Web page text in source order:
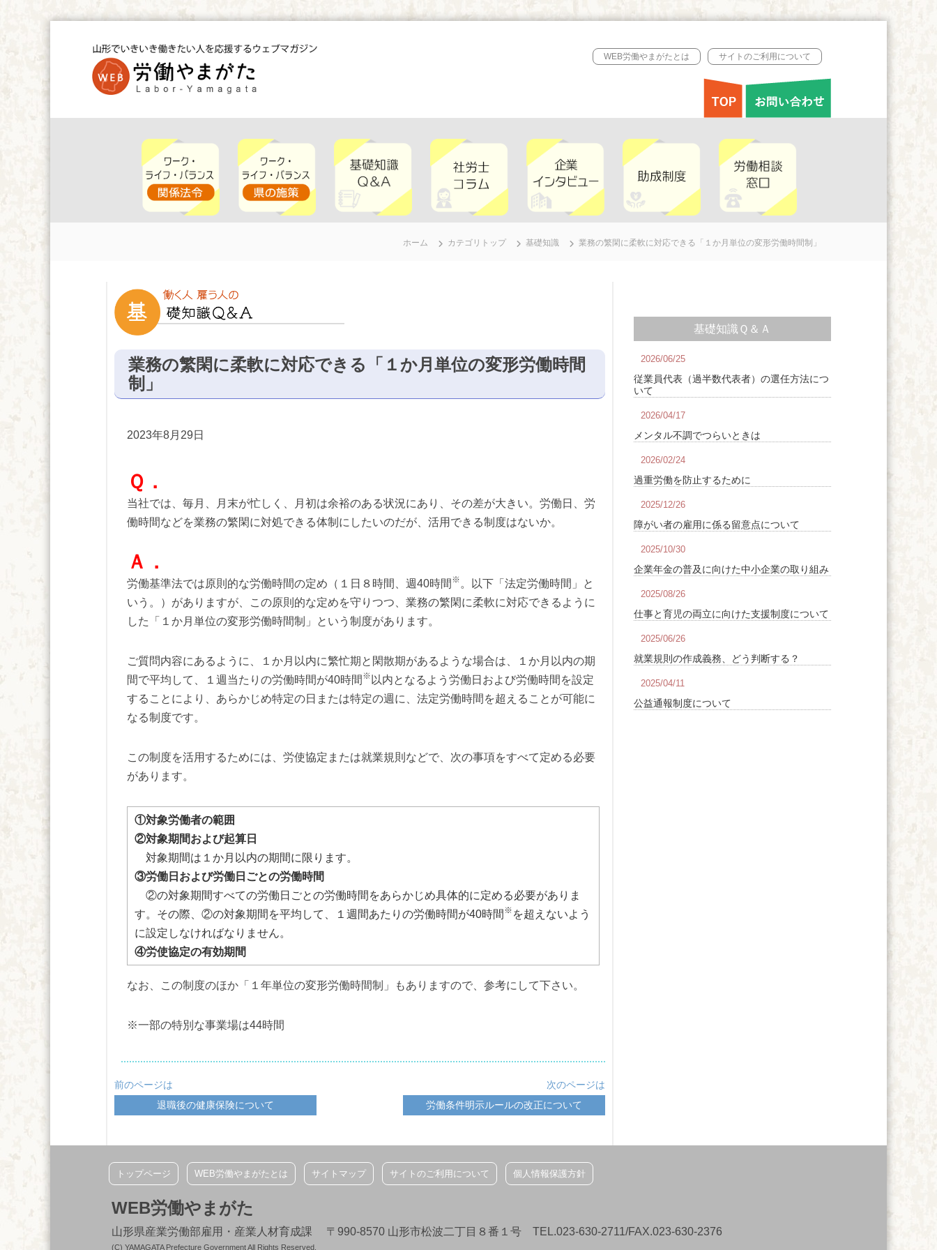
W
WEB労働やまがたとは サイトのご利用について
ホーム カテゴリトップ 基礎知識 業務の繁閑に柔軟に対応できる「１か月単位の変形労働時間制」
業務の繁閑に柔軟に対応できる「１か月単位の変形労働時間
制」
2023年8月29日
Ｑ．
当社では、毎月、月末が忙しく、月初は余裕のある状況にあり、その差が大きい。労働日、労
働時間などを業務の繁閑に対処できる体制にしたいのだが、活用できる制度はないか。
Ａ．
労働基準法では原則的な労働時間の定め（１日８時間、週40時間 ※ 。以下「法定労働時間」と
いう。）がありますが、この原則的な定めを守りつつ、業務の繁閑に柔軟に対応できるように
した「１か月単位の変形労働時間制」という制度があります。
ご質問内容にあるように、１か月以内に繁忙期と閑散期があるような場合は、１か月以内の期
間で平均して、１週当たりの労働時間が40時間 ※ 以内となるよう労働日および労働時間を設定
することにより、あらかじめ特定の日または特定の週に、法定労働時間を超えることが可能に
なる制度です。
この制度を活用するためには、労使協定または就業規則などで、次の事項をすべて定める必要
があります。
①対象労働者の範囲
②対象期間および起算日
対象期間は１か月以内の期間に限ります。
③労働日および労働日ごとの労働時間
②の対象期間すべての労働日ごとの労働時間をあらかじめ具体的に定める必要がありま
す。その際、②の対象期間を平均して、１週間あたりの労働時間が40時間 ※ を超えないよう
に設定しなければなりません。
④労使協定の有効期間
なお、この制度のほか「１年単位の変形労働時間制」もありますので、参考にして下さい。
※一部の特別な事業場は44時間
次のページは
労働条件明示ルールの改正について
前のページは
退職後の健康保険について
基礎知識Ｑ＆Ａ
2026/06/25
従業員代表（過半数代表者）の選任方法につ
いて
2026/04/17
メンタル不調でつらいときは
2026/02/24
過重労働を防止するために
2025/12/26
障がい者の雇用に係る留意点について
2025/10/30
企業年金の普及に向けた中小企業の取り組み
2025/08/26
仕事と育児の両立に向けた支援制度について
2025/06/26
就業規則の作成義務、どう判断する？
2025/04/11
公益通報制度について
トップページ WEB労働やまがたとは サイトマップ サイトのご利用について 個人情報保護方針
WEB労働やまがた
山形県産業労働部雇用・産業人材育成課 〒990-8570 山形市松波二丁目８番１号 TEL.023-630-2711/FAX.023-630-2376
(C) YAMAGATA Prefecture Government All Rights Reserved.